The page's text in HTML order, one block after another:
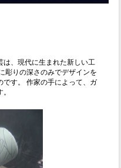
は、現代に生まれた新しい工
彫りの深さのみでデザインを
です。 作家の手によって、ガ